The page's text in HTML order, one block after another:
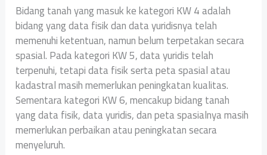
Bidang tanah yang masuk ke kategori KW 4 adalah
bidang yang data fisik dan data yuridisnya telah
memenuhi ketentuan, namun belum terpetakan secara
spasial. Pada kategori KW 5, data yuridis telah
terpenuhi, tetapi data fisik serta peta spasial atau
kadastral masih memerlukan peningkatan kualitas.
Sementara kategori KW 6, mencakup bidang tanah
yang data fisik, data yuridis, dan peta spasialnya masih
memerlukan perbaikan atau peningkatan secara
menyeluruh.